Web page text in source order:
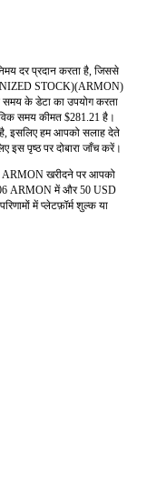
दर प्रदान करता है, जिससे
STOCK)(ARMON)
के डेटा का उपयोग करता
समय कीमत $281.21 है।
है, इसलिए हम आपको सलाह देते
पृष्ठ पर दोबारा जाँच करें।
ARMON खरीदने पर आपको
ARMON में और 50 USD
में प्लेटफ़ॉर्म शुल्क या